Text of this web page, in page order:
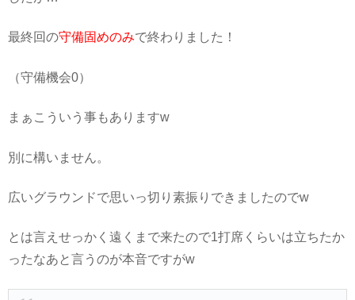
最終回の守備固めのみで終わりました！
（守備機会0）
まぁこういう事もありますw
別に構いません。
広いグラウンドで思いっ切り素振りできましたのでw
とは言えせっかく遠くまで来たので1打席くらいは立ちたか
ったなあと言うのが本音ですがw